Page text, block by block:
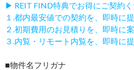
▶ REIT FIND特典でお得にご契約く
１.都内最安値での契約を、即時に
２.初期費用のお見積りを、即時に
３.内覧・リモート内覧を、即時に
■物件名フリガナ